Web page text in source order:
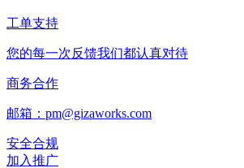
工单支持
您的每一次反馈我们都认真对待
商务合作
邮箱：pm@gizaworks.com
安全合规
加入推广